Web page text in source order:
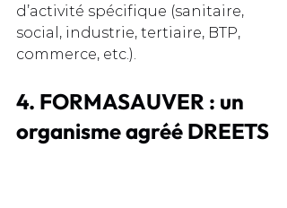
d’activité spécifique (sanitaire,
social, industrie, tertiaire, BTP,
commerce, etc.).
4. FORMASAUVER : un
organisme agréé DREETS